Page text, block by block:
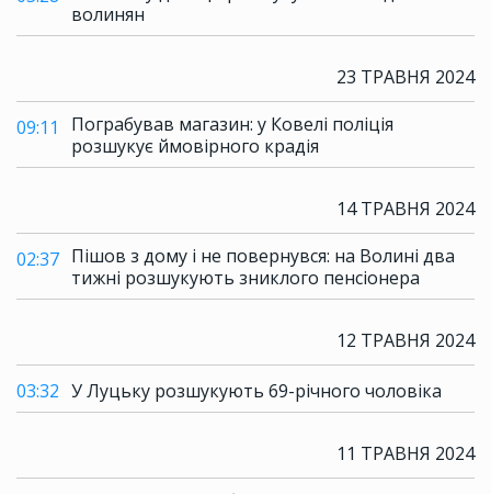
волинян
23 ТРАВНЯ 2024
09:11
Пограбував магазин: у Ковелі поліція
розшукує ймовірного крадія
14 ТРАВНЯ 2024
02:37 Пішов з дому і не повернувся: на Волині два
тижні розшукують зниклого пенсіонера
12 ТРАВНЯ 2024
03:32 У Луцьку розшукують 69-річного чоловіка
11 ТРАВНЯ 2024